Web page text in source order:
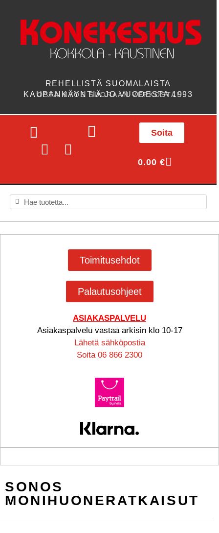
REHELLISTÄ SUOMALAISTA
KAUPANKÄYNTIÄ JO VUODESTA 1993
OSTA MYÖS SUORAAN VERKOSTA!
Soita
0.00 €
Toimitusehdot
Palautusohjeet
ASIAKASPALVELU
Asiakaspalvelu vastaa arkisin klo 10-17
Lähetä sähköpostia
Soita 06 866 2300
SONOS
MONIHUONERATKAISUT